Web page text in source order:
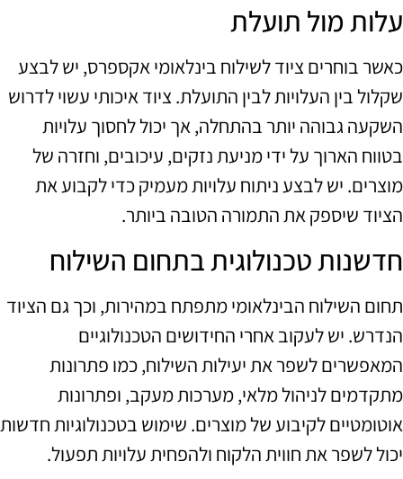
עלות מול תועלת
כאשר בוחרים ציוד לשילוח בינלאומי אקספרס, יש לבצע
שקלול בין העלויות לבין התועלת. ציוד איכותי עשוי לדרוש
השקעה גבוהה יותר בהתחלה, אך יכול לחסוך עלויות
בטווח הארוך על ידי מניעת נזקים, עיכובים, וחזרה של
מוצרים. יש לבצע ניתוח עלויות מעמיק כדי לקבוע את
הציוד שיספק את התמורה הטובה ביותר.
חדשנות טכנולוגית בתחום השילוח
תחום השילוח הבינלאומי מתפתח במהירות, וכך גם הציוד
הנדרש. יש לעקוב אחרי החידושים הטכנולוגיים
המאפשרים לשפר את יעילות השילוח, כמו פתרונות
מתקדמים לניהול מלאי, מערכות מעקב, ופתרונות
אוטומטיים לקיבוע של מוצרים. שימוש בטכנולוגיות חדשות
יכול לשפר את חווית הלקוח ולהפחית עלויות תפעול.